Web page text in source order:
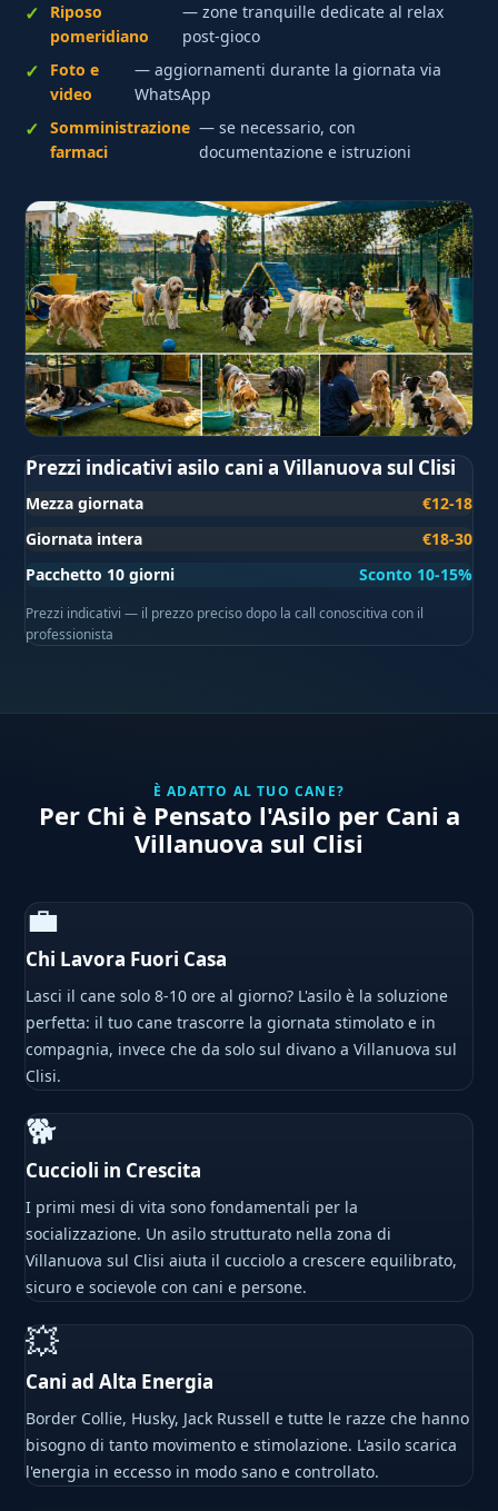
Riposo
pomeridiano
— zone tranquille dedicate al relax
post-gioco
Foto e
video
— aggiornamenti durante la giornata via
WhatsApp
Somministrazione
farmaci
— se necessario, con
documentazione e istruzioni
Prezzi indicativi asilo cani a Villanuova sul Clisi
Mezza giornata
€12-18
Giornata intera
€18-30
Pacchetto 10 giorni
Sconto 10-15%
Prezzi indicativi — il prezzo preciso dopo la call conoscitiva con il
professionista
È ADATTO AL TUO CANE?
Per Chi è Pensato l'Asilo per Cani a
Villanuova sul Clisi
💼
Chi Lavora Fuori Casa
Lasci il cane solo 8-10 ore al giorno? L'asilo è la soluzione
perfetta: il tuo cane trascorre la giornata stimolato e in
compagnia, invece che da solo sul divano a Villanuova sul
Clisi.
🐕
Cuccioli in Crescita
I primi mesi di vita sono fondamentali per la
socializzazione. Un asilo strutturato nella zona di
Villanuova sul Clisi aiuta il cucciolo a crescere equilibrato,
sicuro e socievole con cani e persone.
💥
Cani ad Alta Energia
Border Collie, Husky, Jack Russell e tutte le razze che hanno
bisogno di tanto movimento e stimolazione. L'asilo scarica
l'energia in eccesso in modo sano e controllato.